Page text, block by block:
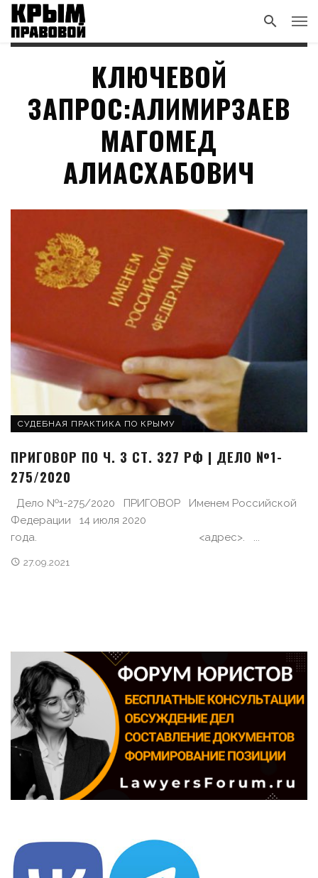
КЛЮЧЕВОЙ
ЗАПРОС:АЛИМИРЗАЕВ
МАГОМЕД
АЛИАСХАБОВИЧ
СУДЕБНАЯ ПРАКТИКА ПО КРЫМУ
ПРИГОВОР ПО Ч. 3 СТ. 327 РФ | ДЕЛО №1-
275/2020
Дело №1-275/2020 ПРИГОВОР Именем Российской
Федерации 14 июля 2020
года. <адрес>. ...
27.09.2021